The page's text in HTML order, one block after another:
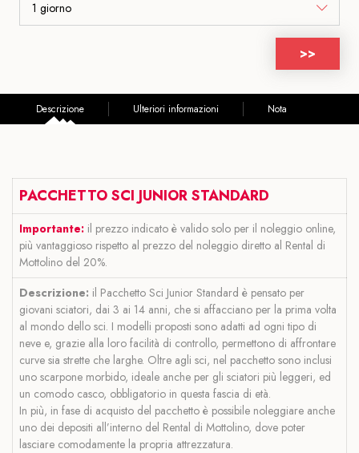
>>
Descrizione Ulteriori informazioni Nota
PACCHETTO SCI JUNIOR STANDARD
Importante: il prezzo indicato è valido solo per il noleggio online,
più vantaggioso rispetto al prezzo del noleggio diretto al Rental di
Mottolino del 20%.
Descrizione: il Pacchetto Sci Junior Standard è pensato per
giovani sciatori, dai 3 ai 14 anni, che si affacciano per la prima volta
al mondo dello sci. I modelli proposti sono adatti ad ogni tipo di
neve e, grazie alla loro facilità di controllo, permettono di affrontare
curve sia strette che larghe. Oltre agli sci, nel pacchetto sono inclusi
uno scarpone morbido, ideale anche per gli sciatori più leggeri, ed
un comodo casco, obbligatorio in questa fascia di età.
In più, in fase di acquisto del pacchetto è possibile noleggiare anche
uno dei depositi all’interno del Rental di Mottolino, dove poter
lasciare comodamente la propria attrezzatura.